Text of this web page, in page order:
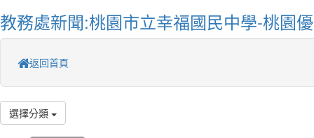
教務處新聞:桃園市立幸福國民中學-桃園
返回首頁
選擇分類